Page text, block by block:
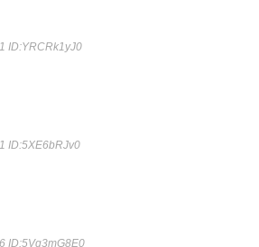
ID:YRCRk1yJ0
ID:5XE6bRJv0
ID:5Vg3mG8E0